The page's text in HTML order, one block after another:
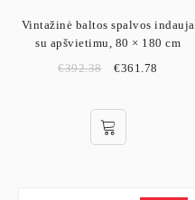
Vintažinė baltos spalvos indauja
su apšvietimu, 80 × 180 cm
€392.38 €361.78